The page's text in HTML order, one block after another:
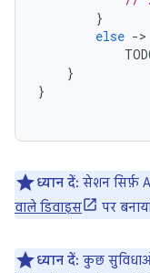
}
else -
}
}
ध्यान दें: सेशन सिर्फ़
वाले डिवाइस
पर
ध्यान दें: कुछ